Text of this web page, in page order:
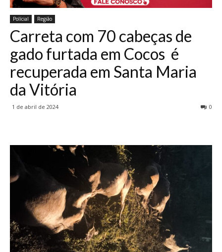
Polícial Região
Carreta com 70 cabeças de
gado furtada em Cocos é
recuperada em Santa Maria
da Vitória
1 de abril de 2024 0